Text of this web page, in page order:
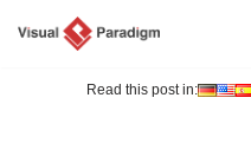
Read this post in: